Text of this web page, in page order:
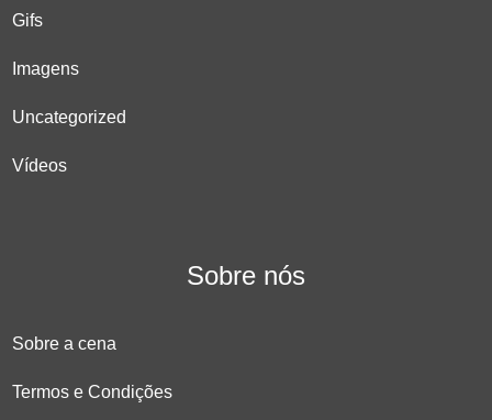
Gifs
Imagens
Uncategorized
Vídeos
Sobre nós
Sobre a cena
Termos e Condições